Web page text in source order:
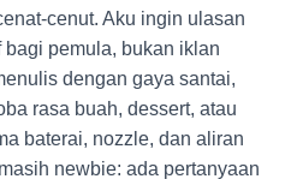
cenut. Aku ingin ulasan
pemula, bukan iklan
dengan gaya santai,
rasa buah, dessert, atau
baterai, nozzle, dan aliran
newbie: ada pertanyaan